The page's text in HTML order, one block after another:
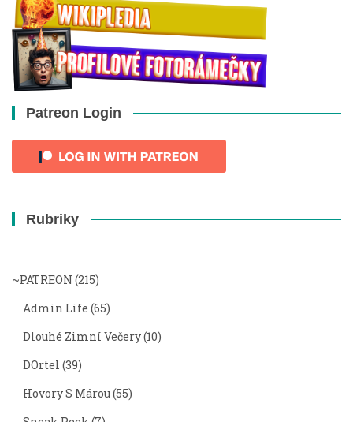
Patreon Login
Rubriky
~PATREON (215)
Admin Life (65)
Dlouhé Zimní Večery(10)
DOrtel (39)
Hovory S Márou(55)